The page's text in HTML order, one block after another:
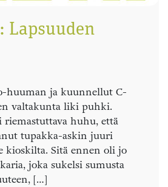
Lapsuuden
huuman ja kuunnellut C-
valtakunta liki puhki.
huhu, että
tupakka-askin juuri
kioskilta. Sitä ennen oli jo
joka sukelsi sumusta
[…]